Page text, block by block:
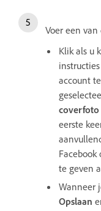
Voer een
Klik als u
account
coverfoto
eerste
te geven
Wanneer
Opslaan